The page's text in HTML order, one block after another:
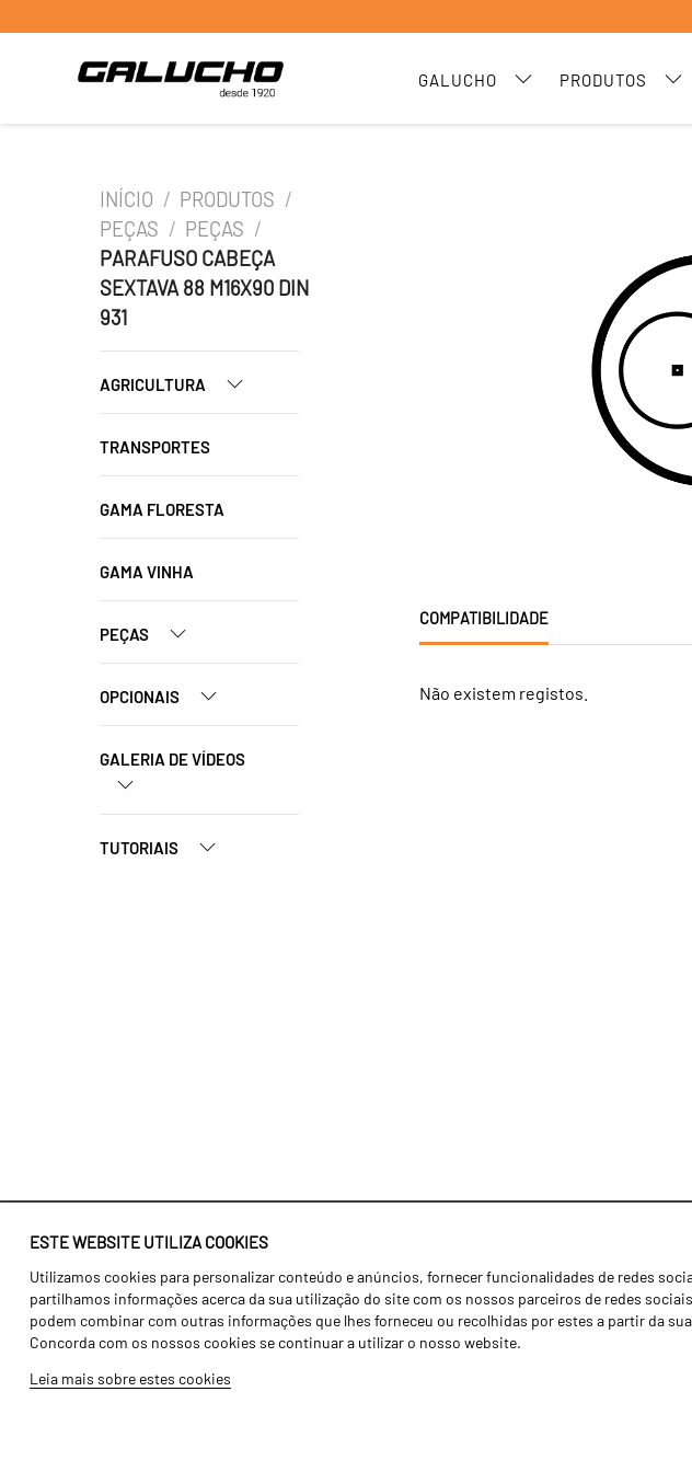
GALUCHO PRODUTOS
ESTE WEBSITE UTILIZA COOKIES
Utilizamos cookies para personalizar conteúdo e anúncios, fornecer funcionalidades de redes
partilhamos informações acerca da sua utilização do site com os nossos parceiros de redes
podem combinar com outras informações que lhes forneceu ou recolhidas por estes a partir da
Concorda com os nossos cookies se continuar a utilizar o nosso website.
Leia mais sobre estes cookies
INÍCIO / PRODUTOS /
PEÇAS / PEÇAS /
PARAFUSO CABEÇA
SEXTAVA 88 M16X90 DIN
931
AGRICULTURA
TRANSPORTES
GAMA FLORESTA
GAMA VINHA
PEÇAS
OPCIONAIS
GALERIA DE VÍDEOS
TUTORIAIS
COMPATIBILIDADE
Não existem registos.
Identidade
História
Fábrica / Produção
Recursos Humanos
Agricultura
Transportes
Gama Floresta
Notícias